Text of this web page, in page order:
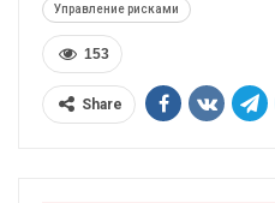
Управление рисками
153
Share